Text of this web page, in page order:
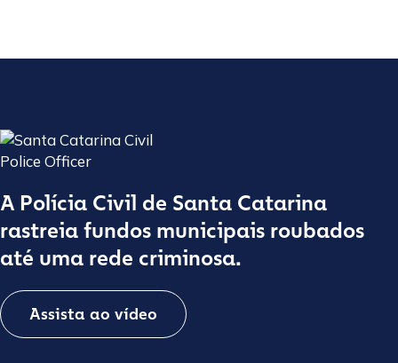
A Polícia Civil de Santa Catarina
rastreia fundos municipais roubados
até uma rede criminosa.
Assista ao vídeo